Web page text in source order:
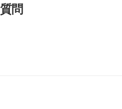
問